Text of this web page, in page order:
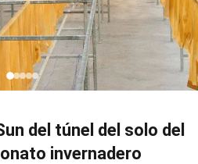
del túnel del solo del
invernadero